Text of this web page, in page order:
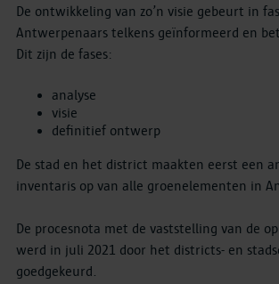
De ontwikkeling van zo’n visie gebeurt in
Antwerpenaars telkens geïnformeerd en
Dit zijn de fases:
analyse
visie
definitief ontwerp
De stad en het district maakten eerst een
inventaris op van alle groenelementen in
De procesnota met de vaststelling van de
werd in juli 2021 door het districts- en
goedgekeurd.